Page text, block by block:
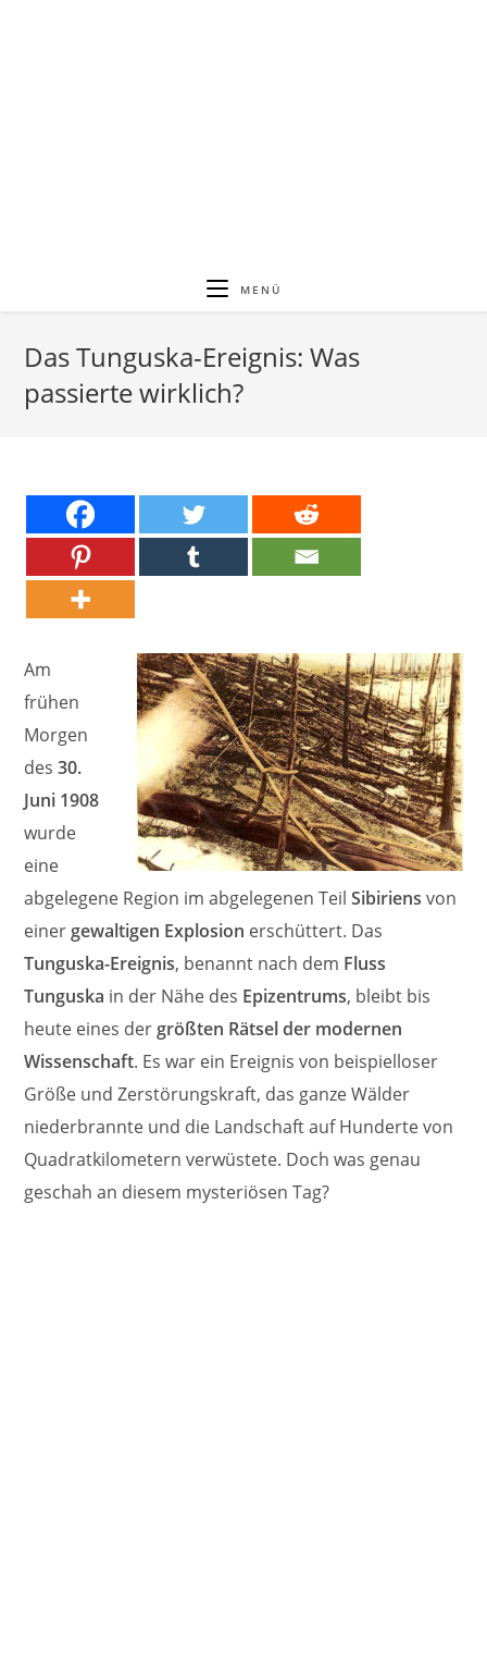
MENÜ
Das Tunguska-Ereignis: Was
passierte wirklich?
Am
frühen
Morgen
des30.
Juni 1908
wurde
eine
abgelegene Region im abgelegenen TeilSibiriens von
einer gewaltigen Explosion erschüttert. Das
Tunguska-Ereignis, benannt nach dem Fluss
Tunguska in der Nähe des Epizentrums, bleibt bis
heute eines der größten Rätsel der modernen
Wissenschaft. Es war ein Ereignis von beispielloser
Größe und Zerstörungskraft, das ganze Wälder
niederbrannte und die Landschaft auf Hunderte von
Quadratkilometern verwüstete. Doch was genau
geschah an diesem mysteriösen Tag?